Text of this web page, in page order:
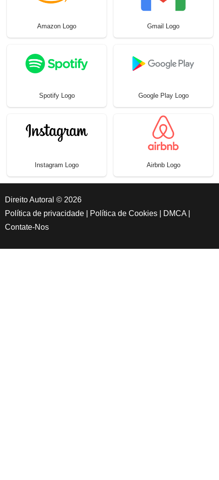
Amazon Logo Gmail Logo
Spotify Logo Google Play Logo
Instagram Logo Airbnb Logo
Direito Autoral © 2026
Política de privacidade
Política de Cookies DMCA|
Contate-Nos